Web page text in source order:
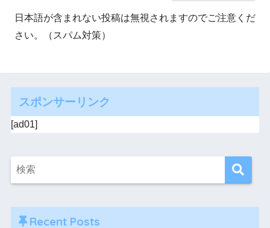
日本語が含まれない投稿は無視されますのでご注意くだ
さい。（スパム対策）
スポンサーリンク
[ad01]
Recent Posts